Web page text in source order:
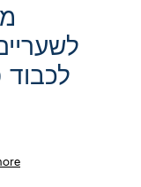
לכבוד